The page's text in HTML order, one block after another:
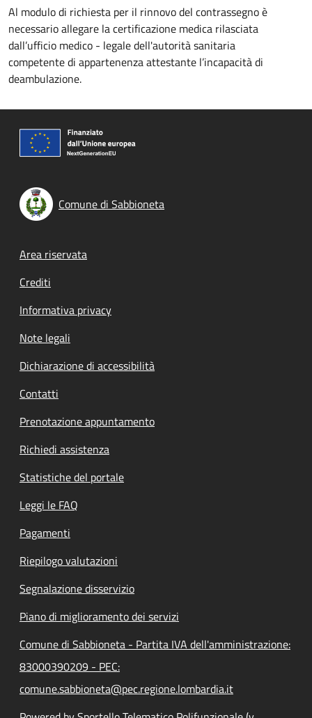
Al modulo di richiesta per il rinnovo del contrassegno è
necessario allegare la certificazione medica rilasciata
dall’ufficio medico - legale dell'autorità sanitaria
competente di appartenenza attestante l’incapacità di
deambulazione.
Comune di Sabbioneta
Footer menu
Area riservata
Crediti
Informativa privacy
Note legali
Dichiarazione di accessibilità
Contatti
Prenotazione appuntamento
Richiedi assistenza
Statistiche del portale
Leggi le FAQ
Pagamenti
Riepilogo valutazioni
Segnalazione disservizio
Piano di miglioramento dei servizi
Comune di Sabbioneta - Partita IVA dell'amministrazione:
83000390209 - PEC:
comune.sabbioneta@pec.regione.lombardia.it